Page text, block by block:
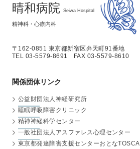
晴和病院 Seiwa Hospital
精神科・心療内科
〒162-0851 東京都新宿区弁天町91番地
TEL 03-5579-8691 FAX 03-5579-8610
関係団体リンク
公益財団法人神経研究所
睡眠呼吸障害クリニック
精神神経科学センター
一般社団法人 アスファレス心理センター
東京都発達障害支援センターおとなTOSCA